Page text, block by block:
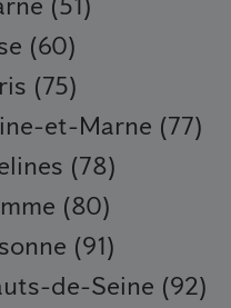
(60)
(75)
et-Marne (77)
(78)
(80)
(91)
de-Seine (92)